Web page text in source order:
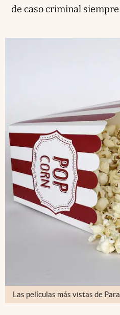
de caso criminal
Las películas más vistas de